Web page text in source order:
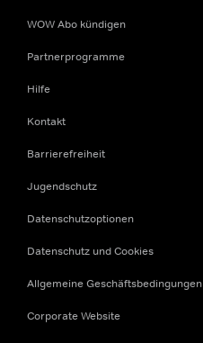
WOW Abo kündigen
Partnerprogramme
Hilfe
Kontakt
Barrierefreiheit
Jugendschutz
Datenschutzoptionen
Datenschutz und Cookies
Allgemeine Geschäftsbedingungen
Corporate Website